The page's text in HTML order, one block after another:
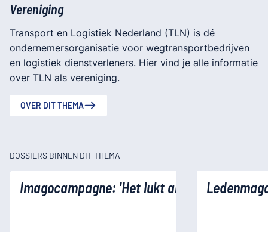
Vereniging
Transport en Logistiek Nederland (TLN) is dé
ondernemersorganisatie voor wegtransportbedrijven
en logistiek dienstverleners. Hier vind je alle informatie
over TLN als vereniging.
OVER DIT THEMA
DOSSIERS BINNEN DIT THEMA
Imagocampagne: 'Het lukt alleen met